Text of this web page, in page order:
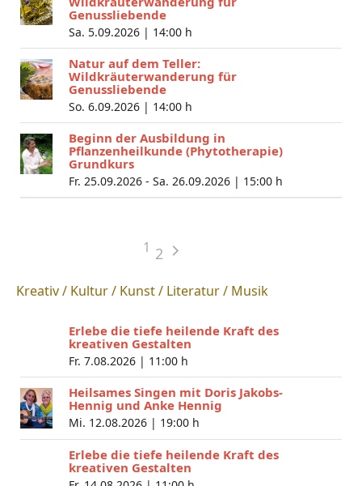
Genussliebende
Sa. 5.09.2026 | 14:00 h
Natur auf dem Teller:
Wildkräuterwanderung für
Genussliebende
So. 6.09.2026 | 14:00 h
Beginn der Ausbildung in
Pflanzenheilkunde (Phytotherapie)
Grundkurs
Fr. 25.09.2026 - Sa. 26.09.2026 | 15:00 h
1 2
Kreativ / Kultur / Kunst / Literatur / Musik
Erlebe die tiefe heilende Kraft des
kreativen Gestalten
Fr. 7.08.2026 | 11:00 h
Heilsames Singen mit Doris Jakobs-
Hennig und Anke Hennig
Mi. 12.08.2026 | 19:00 h
Erlebe die tiefe heilende Kraft des
kreativen Gestalten